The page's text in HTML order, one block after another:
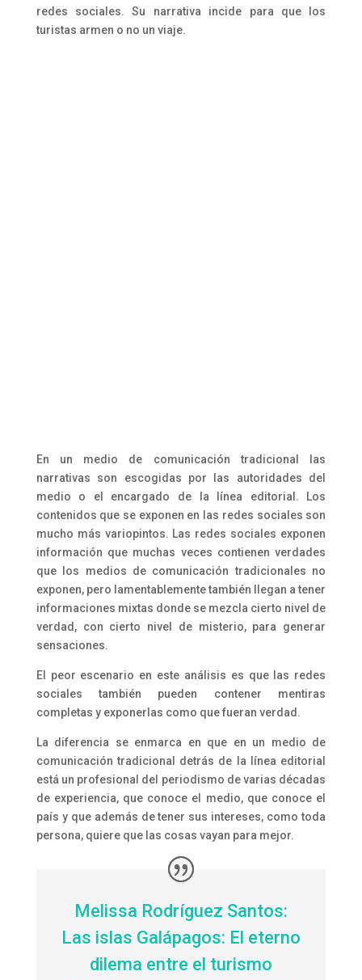
redes sociales. Su narrativa incide para que los
turistas armen o no un viaje.
En un medio de comunicación tradicional las
narrativas son escogidas por las autoridades del
medio o el encargado de la línea editorial. Los
contenidos que se exponen en las redes sociales son
mucho más variopintos. Las redes sociales exponen
información que muchas veces contienen verdades
que los medios de comunicación tradicionales no
exponen, pero lamentablemente también llegan a tener
informaciones mixtas donde se mezcla cierto nivel de
verdad, con cierto nivel de misterio, para generar
sensaciones.
El peor escenario en este análisis es que las redes
sociales también pueden contener mentiras
completas y exponerlas como que fueran verdad.
La diferencia se enmarca en que en un medio de
comunicación tradicional detrás de la línea editorial
está un profesional del periodismo de varias décadas
de experiencia, que conoce el medio, que conoce el
país y que además de tener sus intereses, como toda
persona, quiere que las cosas vayan para mejor.
Melissa Rodríguez Santos:
Las islas Galápagos: El eterno
dilema entre el turismo